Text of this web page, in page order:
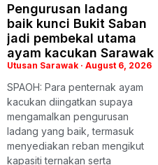
Pengurusan ladang
baik kunci Bukit Saban
jadi pembekal utama
ayam kacukan Sarawak
Utusan Sarawak August 6, 2026
SPAOH: Para penternak ayam
kacukan diingatkan supaya
mengamalkan pengurusan
ladang yang baik, termasuk
menyediakan reban mengikut
kapasiti ternakan serta